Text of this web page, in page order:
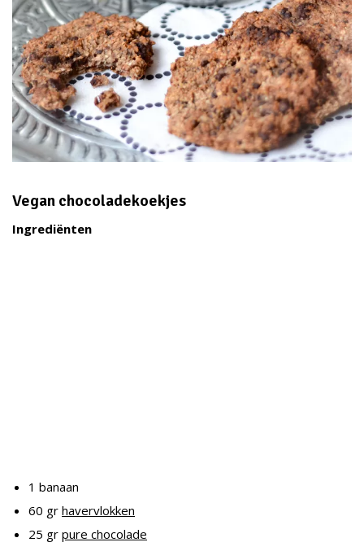
Vegan chocoladekoekjes
Ingrediënten
1 banaan
60 gr havervlokken
25 gr pure chocolade